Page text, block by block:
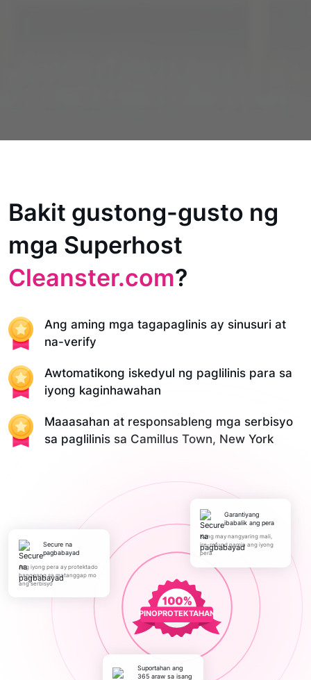
Bakit gustong-gusto ng
mga Superhost
Cleanster.com?
Ang aming mga tagapaglinis ay sinusuri at
na-verify
Awtomatikong iskedyul ng paglilinis para sa
iyong kaginhawahan
Maaasahan at responsableng mga serbisyo
sa paglilinis sa Camillus Town, New York
PINOPROTEKTAHAN
Secure na
pagbabayad
Ang iyong pera ay protektado
hanggang sa matanggap mo
ang serbisyo
Garantiyang
ibabalik ang pera
Kung may nangyaring mali,
ire-refund namin ang iyong
pera
Suportahan ang
365 araw sa isang